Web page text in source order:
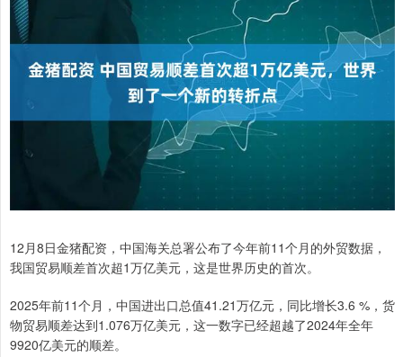
12月8日金猪配资，中国海关总署公布了今年前11个月的外贸数据，
我国贸易顺差首次超1万亿美元，这是世界历史的首次。
2025年前11个月，中国进出口总值41.21万亿元，同比增长3.6 %，货
物贸易顺差达到1.076万亿美元，这一数字已经超越了2024年全年
9920亿美元的顺差。